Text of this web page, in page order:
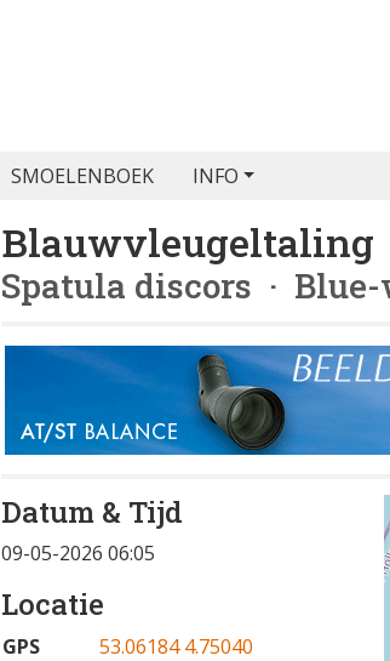
SMOELENBOEK INFO
Blauwvleugeltaling
Spatula discors ·
Datum & Tijd
09-05-2026 06:05
Locatie
GPS
53.06184 4.75040